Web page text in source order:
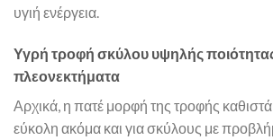
υγιή ενέργεια.
Υγρή τροφή σκύλου υψηλής
πλεονεκτήματα
Αρχικά, η πατέ μορφή της τροφής
εύκολη ακόμα και για σκύλους με